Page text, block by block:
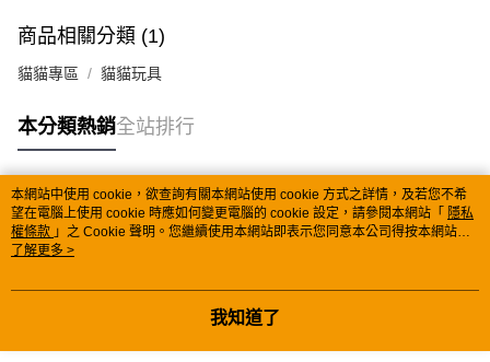
商品相關分類 (1)
貓貓專區 貓貓玩具
本分類熱銷全站排行
熱門標籤
本網站中使用 cookie，欲查詢有關本網站使用 cookie 方式之詳情，及若您不希
望在電腦上使用 cookie 時應如何變更電腦的 cookie 設定，請參閱本網站「 隱私
權條款 」之 Cookie 聲明。您繼續使用本網站即表示您同意本公司得按本網站使
用條款之 Cookie 聲明使用 cookie。
了解更多 >
我知道了